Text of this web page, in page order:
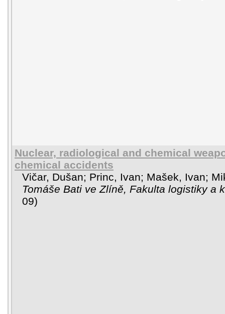
Nuclear, radiological and chemical
chemical accidents
Vičar, Dušan; Princ, Ivan; Mašek, Ivan;
Tomáše Bati ve Zlíně, Fakulta logistiky a
09)